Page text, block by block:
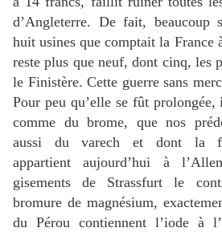
d’Angleterre. De fait, beaucoup
huit usines que comptait la France
reste plus que neuf, dont cinq, les
le Finistère. Cette guerre sans
Pour peu qu’elle se fût
comme du brome, que nos
aussi du varech et dont la
appartient aujourd’hui à
gisements de Strassfurt le
bromure de magnésium,
du Pérou contiennent l’iode à